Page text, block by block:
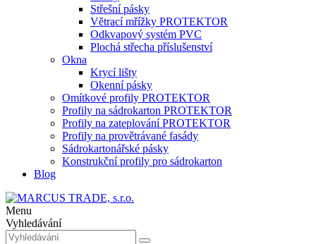
Střešní pásky
Větrací mřížky PROTEKTOR
Odkvapový systém PVC
Plochá střecha příslušenství
Okna
Krycí lišty
Okenní pásky
Omítkové profily PROTEKTOR
Profily na sádrokarton PROTEKTOR
Profily na zateplování PROTEKTOR
Profily na provětrávané fasády
Sádrokartonářské pásky
Konstrukční profily pro sádrokarton
Blog
Menu
Vyhledávání